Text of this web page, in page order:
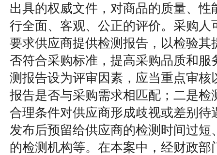
出具的权威文件，对商品的质量、性
行全面、客观、公正的评价。采购人
要求供应商提供检测报告，以检验其
否符合采购标准，提高采购品质和服
测报告设为评审因素，应当重点审核
报告是否与采购需求相匹配；二是检
合理条件对供应商形成歧视或差别待
发布后预留给供应商的检测时间过短
的检测机构等。在本案中，经财政部